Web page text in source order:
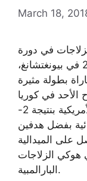
March 18,
في دورة
الألعاب البارالمبية الشتوية لعام 2018 في بيونغتشانغ،
بطولة مثيرة
في كوريا
الجنوبية). فاز فريق الولايات المتحدة الأمريكية بنتيجة 2-
بفضل هدفين
على الميدالية
هوكي الزلاجات
البارالمبية.